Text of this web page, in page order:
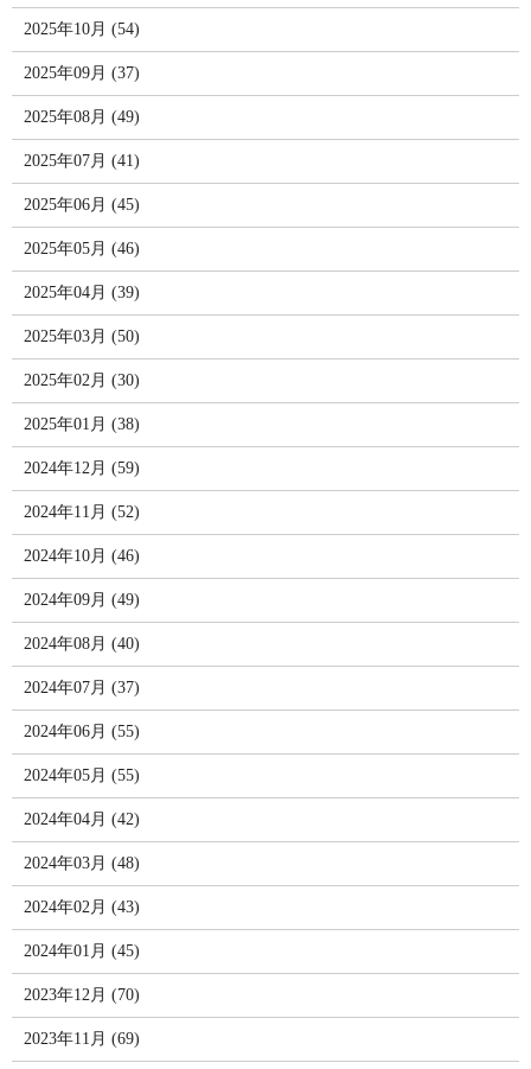
2025年10月 (54)
2025年09月 (37)
2025年08月 (49)
2025年07月 (41)
2025年06月 (45)
2025年05月 (46)
2025年04月 (39)
2025年03月 (50)
2025年02月 (30)
2025年01月 (38)
2024年12月 (59)
2024年11月 (52)
2024年10月 (46)
2024年09月 (49)
2024年08月 (40)
2024年07月 (37)
2024年06月 (55)
2024年05月 (55)
2024年04月 (42)
2024年03月 (48)
2024年02月 (43)
2024年01月 (45)
2023年12月 (70)
2023年11月 (69)